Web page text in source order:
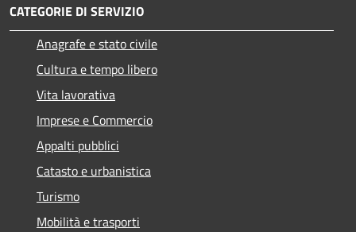
CATEGORIE DI SERVIZIO
Anagrafe e stato civile
Cultura e tempo libero
Vita lavorativa
Imprese e Commercio
Appalti pubblici
Catasto e urbanistica
Turismo
Mobilità e trasporti